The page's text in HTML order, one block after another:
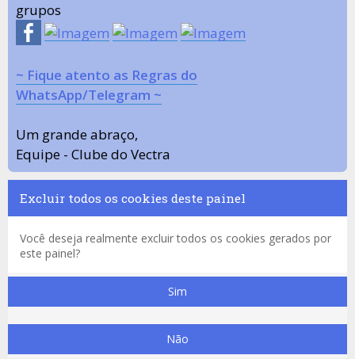
grupos
~ Fique atento as Regras do
WhatsApp/Telegram ~
Um grande abraço,
Equipe - Clube do Vectra
Excluir todos os cookies deste painel
Você deseja realmente excluir todos os cookies gerados por
este painel?